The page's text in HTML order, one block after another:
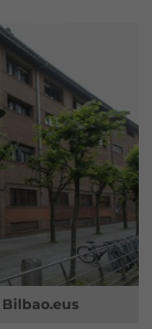
Bilbao.eus